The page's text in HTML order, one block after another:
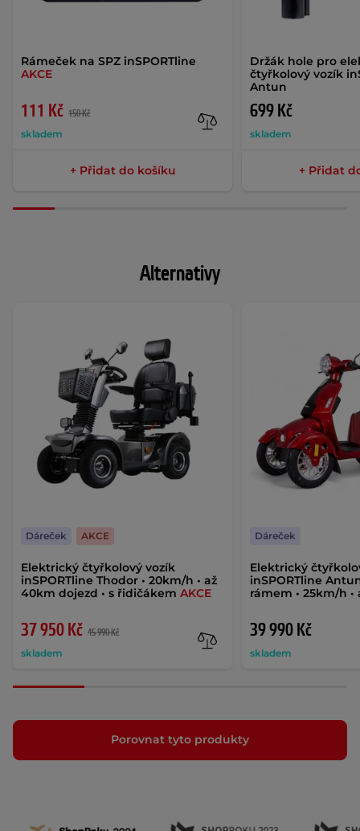
Rámeček na SPZ inSPORTline
AKCE
111 Kč 150 Kč
skladem
+ Přidat do košíku
Držák hole pro
čtyřkolový vozík
Antun
699 Kč
skladem
+ Přidat
Alternativy
Elektrický čtyřkolový vozík
inSPORTline Thodor • 20km/h • až
40km dojezd • s řidičákem AKCE
37 950 Kč 45 990 Kč
skladem
Dáreček AKCE
Elektrický
inSPORTline
rámem • 25km/h
39 990 Kč
skladem
Dáreček
Porovnat tyto produkty